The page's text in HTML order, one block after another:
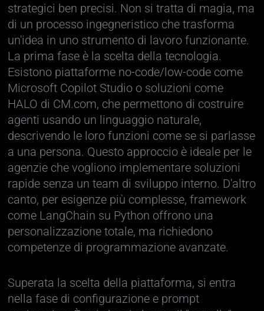
strategici ben precisi. Non si tratta di magia, ma
di un processo ingegneristico che trasforma
un'idea in uno strumento di lavoro funzionante.
La prima fase è la scelta della tecnologia.
Esistono piattaforme no-code/low-code come
Microsoft Copilot Studio o soluzioni come
HALO di CM.com, che permettono di costruire
agenti usando un linguaggio naturale,
descrivendo le loro funzioni come se si parlasse
a una persona. Questo approccio è ideale per le
agenzie che vogliono implementare soluzioni
rapide senza un team di sviluppo interno. D'altro
canto, per esigenze più complesse, framework
come LangChain su Python offrono una
personalizzazione totale, ma richiedono
competenze di programmazione avanzate.
Superata la scelta della piattaforma, si entra
nella fase di configurazione e prompt